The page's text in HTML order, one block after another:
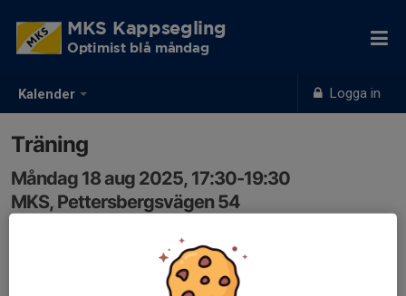
Kalender Logga in
MKS Kappsegling
Optimist blå måndag
Träning
Måndag 18 aug 2025, 17:30-19:30
MKS, Pettersbergsvägen 54
Samling: 17:30, MKS klubbstuga